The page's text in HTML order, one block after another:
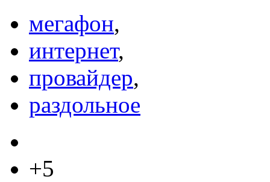
мегафон,
интернет,
провайдер,
раздольное
+5